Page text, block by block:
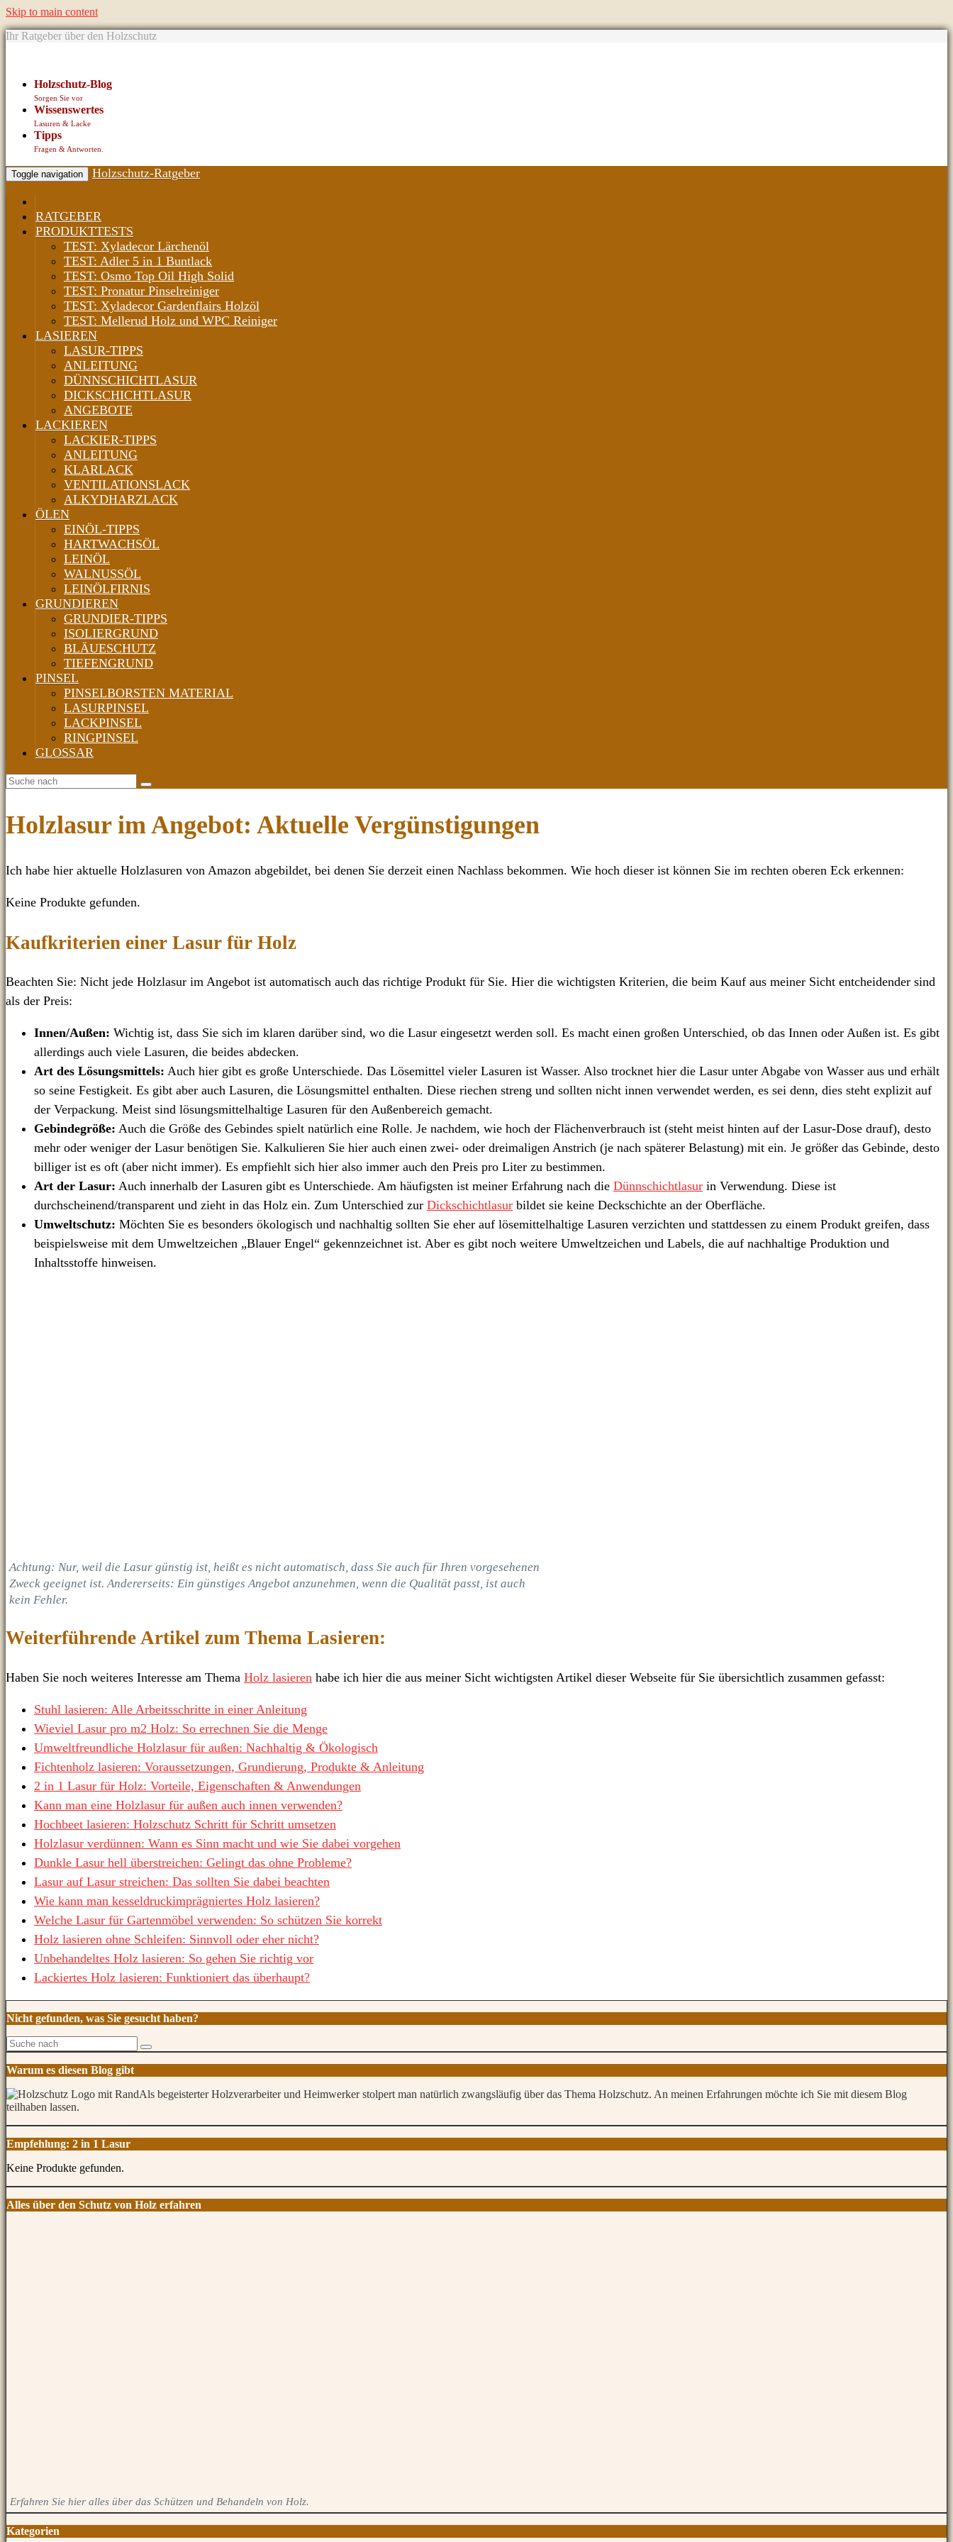
Skip to main content
Ihr Ratgeber über den Holzschutz
Holzschutz-Blog
Sorgen Sie vor
Wissenswertes
Lasuren & Lacke
Tipps
Fragen & Antworten.
Toggle navigation Holzschutz-Ratgeber
RATGEBER
PRODUKTTESTS
TEST: Xyladecor Lärchenöl
TEST: Adler 5 in 1 Buntlack
TEST: Osmo Top Oil High Solid
TEST: Pronatur Pinselreiniger
TEST: Xyladecor Gardenflairs Holzöl
TEST: Mellerud Holz und WPC Reiniger
LASIEREN
LASUR-TIPPS
ANLEITUNG
DÜNNSCHICHTLASUR
DICKSCHICHTLASUR
ANGEBOTE
LACKIEREN
LACKIER-TIPPS
ANLEITUNG
KLARLACK
VENTILATIONSLACK
ALKYDHARZLACK
ÖLEN
EINÖL-TIPPS
HARTWACHSÖL
LEINÖL
WALNUSSÖL
LEINÖLFIRNIS
GRUNDIEREN
GRUNDIER-TIPPS
ISOLIERGRUND
BLÄUESCHUTZ
TIEFENGRUND
PINSEL
PINSELBORSTEN MATERIAL
LASURPINSEL
LACKPINSEL
RINGPINSEL
GLOSSAR
Holzlasur im Angebot: Aktuelle Vergünstigungen
Ich habe hier aktuelle Holzlasuren von Amazon abgebildet, bei denen Sie derzeit einen Nachlass bekommen. Wie hoch dieser ist können Sie im rechten oberen Eck erkennen:
Keine Produkte gefunden.
Kaufkriterien einer Lasur für Holz
Beachten Sie: Nicht jede Holzlasur im Angebot ist automatisch auch das richtige Produkt für Sie. Hier die wichtigsten Kriterien, die beim Kauf aus meiner Sicht entcheidender sind
als der Preis:
Innen/Außen: Wichtig ist, dass Sie sich im klaren darüber sind, wo die Lasur eingesetzt werden soll. Es macht einen großen Unterschied, ob das Innen oder Außen ist. Es gibt
allerdings auch viele Lasuren, die beides abdecken.
Art des Lösungsmittels: Auch hier gibt es große Unterschiede. Das Lösemittel vieler Lasuren ist Wasser. Also trocknet hier die Lasur unter Abgabe von Wasser aus und erhält
so seine Festigkeit. Es gibt aber auch Lasuren, die Lösungsmittel enthalten. Diese riechen streng und sollten nicht innen verwendet werden, es sei denn, dies steht explizit auf
der Verpackung. Meist sind lösungsmittelhaltige Lasuren für den Außenbereich gemacht.
Gebindegröße: Auch die Größe des Gebindes spielt natürlich eine Rolle. Je nachdem, wie hoch der Flächenverbrauch ist (steht meist hinten auf der Lasur-Dose drauf), desto
mehr oder weniger der Lasur benötigen Sie. Kalkulieren Sie hier auch einen zwei- oder dreimaligen Anstrich (je nach späterer Belastung) mit ein. Je größer das Gebinde, desto
billiger ist es oft (aber nicht immer). Es empfiehlt sich hier also immer auch den Preis pro Liter zu bestimmen.
Art der Lasur: Auch innerhalb der Lasuren gibt es Unterschiede. Am häufigsten ist meiner Erfahrung nach die Dünnschichtlasur in Verwendung. Diese ist
durchscheinend/transparent und zieht in das Holz ein. Zum Unterschied zur Dickschichtlasur bildet sie keine Deckschichte an der Oberfläche.
Umweltschutz: Möchten Sie es besonders ökologisch und nachhaltig sollten Sie eher auf lösemittelhaltige Lasuren verzichten und stattdessen zu einem Produkt greifen, dass
beispielsweise mit dem Umweltzeichen „Blauer Engel“ gekennzeichnet ist. Aber es gibt noch weitere Umweltzeichen und Labels, die auf nachhaltige Produktion und
Inhaltsstoffe hinweisen.
Achtung: Nur, weil die Lasur günstig ist, heißt es nicht automatisch, dass Sie auch für Ihren vorgesehenen
Zweck geeignet ist. Andererseits: Ein günstiges Angebot anzunehmen, wenn die Qualität passt, ist auch
kein Fehler.
Weiterführende Artikel zum Thema Lasieren:
Haben Sie noch weiteres Interesse am Thema Holz lasieren habe ich hier die aus meiner Sicht wichtigsten Artikel dieser Webseite für Sie übersichtlich zusammen gefasst:
Stuhl lasieren: Alle Arbeitsschritte in einer Anleitung
Wieviel Lasur pro m2 Holz: So errechnen Sie die Menge
Umweltfreundliche Holzlasur für außen: Nachhaltig & Ökologisch
Fichtenholz lasieren: Voraussetzungen, Grundierung, Produkte & Anleitung
2 in 1 Lasur für Holz: Vorteile, Eigenschaften & Anwendungen
Kann man eine Holzlasur für außen auch innen verwenden?
Hochbeet lasieren: Holzschutz Schritt für Schritt umsetzen
Holzlasur verdünnen: Wann es Sinn macht und wie Sie dabei vorgehen
Dunkle Lasur hell überstreichen: Gelingt das ohne Probleme?
Lasur auf Lasur streichen: Das sollten Sie dabei beachten
Wie kann man kesseldruckimprägniertes Holz lasieren?
Welche Lasur für Gartenmöbel verwenden: So schützen Sie korrekt
Holz lasieren ohne Schleifen: Sinnvoll oder eher nicht?
Unbehandeltes Holz lasieren: So gehen Sie richtig vor
Lackiertes Holz lasieren: Funktioniert das überhaupt?
Nicht gefunden, was Sie gesucht haben?
Warum es diesen Blog gibt
Als begeisterter Holzverarbeiter und Heimwerker stolpert man natürlich zwangsläufig über das Thema Holzschutz. An meinen Erfahrungen möchte ich Sie mit diesem Blog
teilhaben lassen.
Empfehlung: 2 in 1 Lasur
Keine Produkte gefunden.
Alles über den Schutz von Holz erfahren
Erfahren Sie hier alles über das Schützen und Behandeln von Holz.
Kategorien